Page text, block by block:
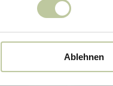
Ablehnen